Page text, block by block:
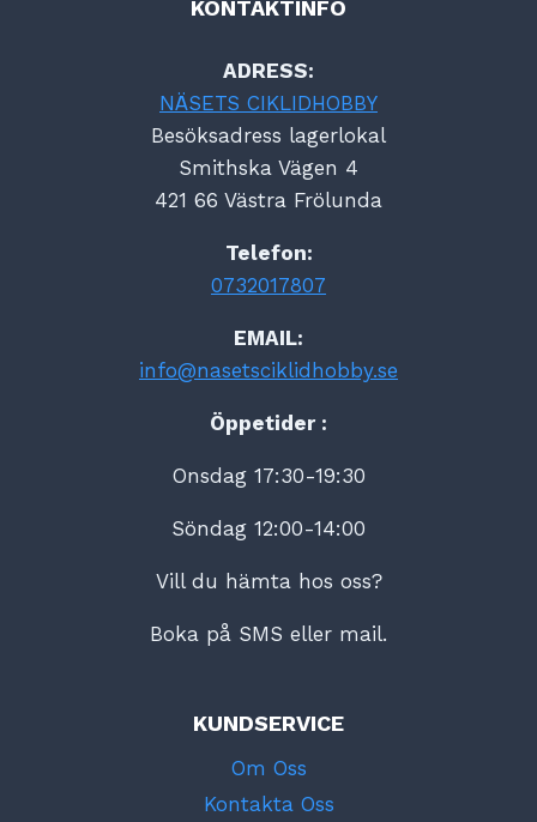
KONTAKTINFO
ADRESS:
NÄSETS CIKLIDHOBBY
Besöksadress lagerlokal
Smithska Vägen 4
421 66 Västra Frölunda
Telefon:
0732017807
EMAIL:
info@nasetsciklidhobby.se
Öppetider :
Onsdag 17:30-19:30
Söndag 12:00-14:00
Vill du hämta hos oss?
Boka på SMS eller mail.
KUNDSERVICE
Om Oss
Kontakta Oss